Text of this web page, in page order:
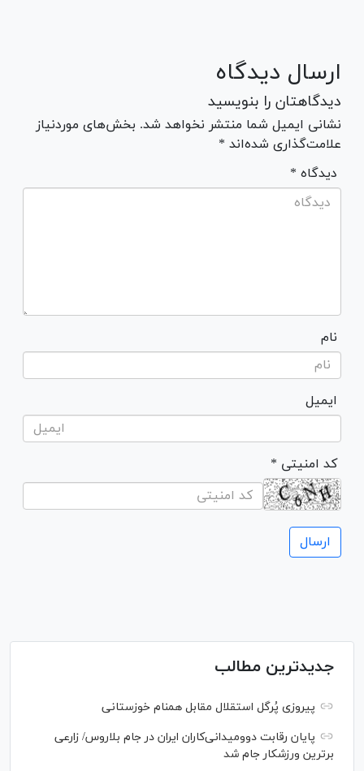
ارسال دیدگاه
دیدگاهتان را بنویسید
نشانی ایمیل شما منتشر نخواهد شد. بخش‌های موردنیاز
علامت‌گذاری شده‌اند *
* دیدگاه
نام
ایمیل
* کد امنیتی
جدیدترین مطالب
پیروزی پُرگل استقلال مقابل همنام خوزستانی
پایان رقابت دوومیدانی‌کاران ایران در جام بلاروس/ زارعی
برترین ورزشکار جام شد